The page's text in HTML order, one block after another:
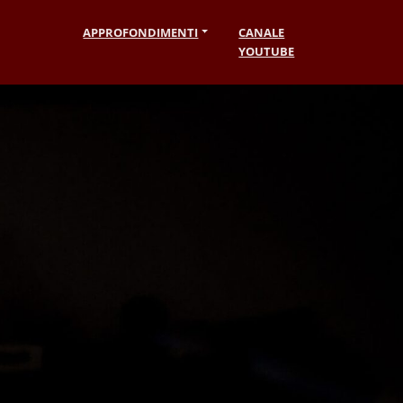
APPROFONDIMENTI
CANALE
YOUTUBE